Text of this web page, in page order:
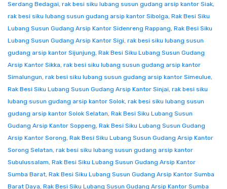
Serdang Bedagai, rak besi siku lubang susun gudang arsip kantor Siak,
rak besi siku lubang susun gudang arsip kantor Sibolga, Rak Besi Siku
Lubang Susun Gudang Arsip Kantor Sidenreng Rappang, Rak Besi Siku
Lubang Susun Gudang Arsip Kantor Sigi, rak besi siku lubang susun
gudang arsip kantor Sijunjung, Rak Besi Siku Lubang Susun Gudang
Arsip Kantor Sikka, rak besi siku lubang susun gudang arsip kantor
Simalungun, rak besi siku lubang susun gudang arsip kantor Simeulue,
Rak Besi Siku Lubang Susun Gudang Arsip Kantor Sinjai, rak besi siku
lubang susun gudang arsip kantor Solok, rak besi siku lubang susun
gudang arsip kantor Solok Selatan, Rak Besi Siku Lubang Susun
Gudang Arsip Kantor Soppeng, Rak Besi Siku Lubang Susun Gudang
Arsip Kantor Sorong, Rak Besi Siku Lubang Susun Gudang Arsip Kantor
Sorong Selatan, rak besi siku lubang susun gudang arsip kantor
Subulussalam, Rak Besi Siku Lubang Susun Gudang Arsip Kantor
Sumba Barat, Rak Besi Siku Lubang Susun Gudang Arsip Kantor Sumba
Barat Daya, Rak Besi Siku Lubang Susun Gudang Arsip Kantor Sumba